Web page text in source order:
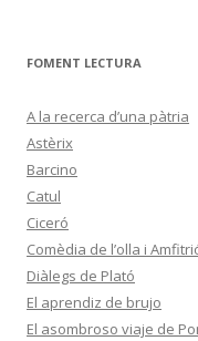
FOMENT LECTURA
A la recerca d’una pàtria
Astèrix
Barcino
Catul
Ciceró
Comèdia de l’olla i
Diàlegs de Plató
El aprendiz de brujo
El asombroso viaje de